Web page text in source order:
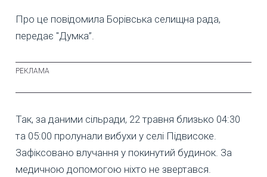
Про це повідомила Борівська селищна рада,
передає "Думка”.
Так, за даними сільради, 22 травня близько 04:30
та 05:00 пролунали вибухи у селі Підвисоке.
Зафіксовано влучання у покинутий будинок. За
медичною допомогою ніхто не звертався.